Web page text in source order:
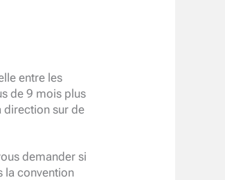
entre les
de 9 mois plus
direction sur de
demander si
la convention